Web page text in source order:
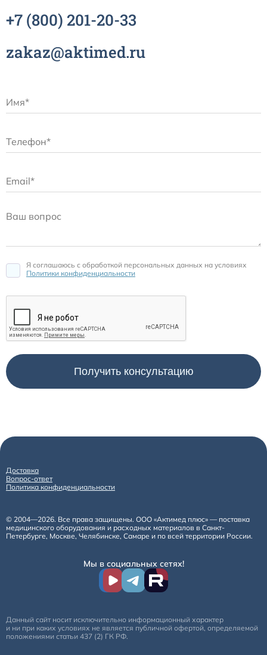
+7 (800) 201-20-33
zakaz@aktimed.ru
Я соглашаюсь c обработкой персональных данных на условиях
Политики конфиденциальности
Доставка
Вопрос-ответ
Политика конфиденциальности
© 2004—2026. Все права защищены. ООО «Актимед плюс» — поставка
медицинского оборудования и расходных материалов в Санкт-
Петербурге, Москве, Челябинске, Самаре и по всей территории России.
Мы в социальных сетях!
Данный сайт носит исключительно информационный характер
и ни при каких условиях не является публичной офертой, определяемой
положениями статьи 437 (2) ГК РФ.